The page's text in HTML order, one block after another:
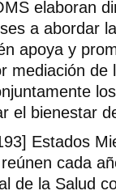
elaboran
a abordar
apoya y
mediación de
el bienestar
Estados
cada
de la Salud